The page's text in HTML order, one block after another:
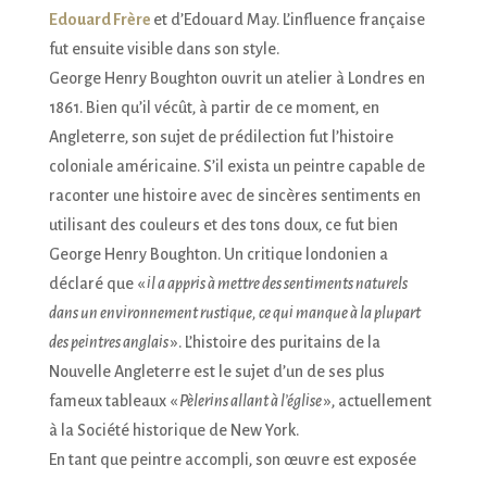
Edouard Frère et d’Edouard May. L’influence française
fut ensuite visible dans son style.
George Henry Boughton ouvrit un atelier à Londres en
1861. Bien qu’il vécût, à partir de ce moment, en
Angleterre, son sujet de prédilection fut l’histoire
coloniale américaine. S’il exista un peintre capable de
raconter une histoire avec de sincères sentiments en
utilisant des couleurs et des tons doux, ce fut bien
George Henry Boughton. Un critique londonien a
déclaré que «il a appris à mettre des sentiments naturels
dans un environnement rustique, ce qui manque à la plupart
des peintres anglais». L’histoire des puritains de la
Nouvelle Angleterre est le sujet d’un de ses plus
fameux tableaux «Pèlerins allant à l’église», actuellement
à la Société historique de New York.
En tant que peintre accompli, son œuvre est exposée